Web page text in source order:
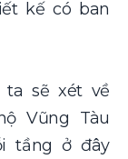
kế có ban
sẽ xét về
Vũng Tàu
tầng ở đây